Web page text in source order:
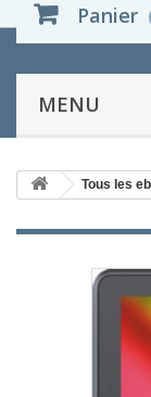
Panier
MENU
Tous les